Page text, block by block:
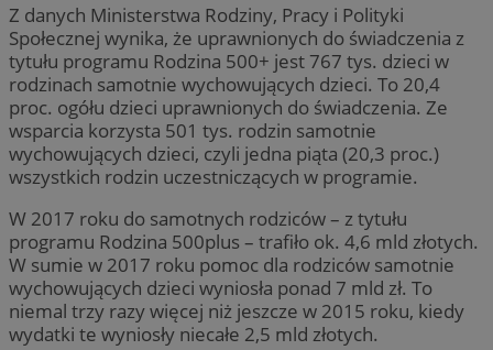
Z danych Ministerstwa Rodziny, Pracy i Polityki
Społecznej wynika, że uprawnionych do świadczenia z
tytułu programu Rodzina 500+ jest 767 tys. dzieci w
rodzinach samotnie wychowujących dzieci. To 20,4
proc. ogółu dzieci uprawnionych do świadczenia. Ze
wsparcia korzysta 501 tys. rodzin samotnie
wychowujących dzieci, czyli jedna piąta (20,3 proc.)
wszystkich rodzin uczestniczących w programie.
W 2017 roku do samotnych rodziców – z tytułu
programu Rodzina 500plus – trafiło ok. 4,6 mld złotych.
W sumie w 2017 roku pomoc dla rodziców samotnie
wychowujących dzieci wyniosła ponad 7 mld zł. To
niemal trzy razy więcej niż jeszcze w 2015 roku, kiedy
wydatki te wyniosły niecałe 2,5 mld złotych.